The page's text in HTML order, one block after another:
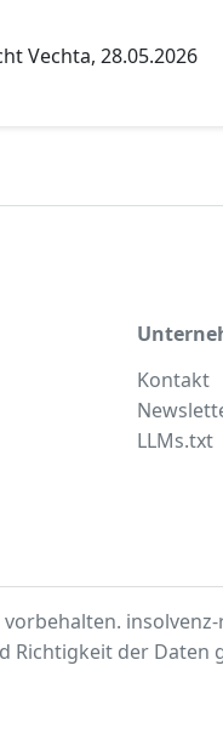
Vechta, 28.05.2026
Kontakt
LLMs.txt
Richtigkeit der Daten